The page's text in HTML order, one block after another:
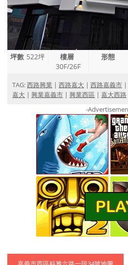
坪數 522坪
樓層
30F/26F
形態
TAG:西路興業 | 西路嘉大 | 西路嘉義市 |
嘉大 | 興業嘉義市 | 興業西區 | 嘉大西路
-